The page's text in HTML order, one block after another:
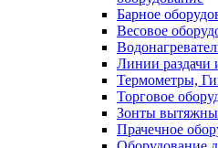
Барное
Весовое
Линии раздачи
Термометры,
Торговое
Зонты
Прачечное